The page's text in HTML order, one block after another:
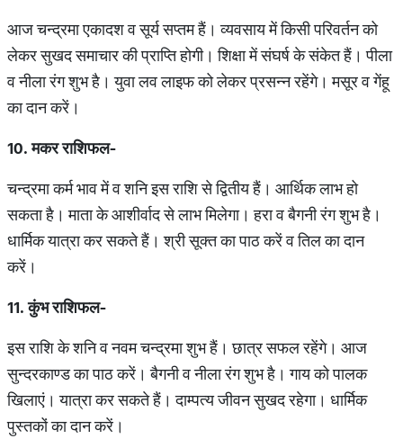
आज चन्द्रमा एकादश व सूर्य सप्तम हैं। व्यवसाय में किसी परिवर्तन को
लेकर सुखद समाचार की प्राप्ति होगी। शिक्षा में संघर्ष के संकेत हैं। पीला
व नीला रंग शुभ है। युवा लव लाइफ को लेकर प्रसन्न रहेंगे। मसूर व गेंहू
का दान करें।
10. मकर राशिफल-
चन्द्रमा कर्म भाव में व शनि इस राशि से द्वितीय हैं। आर्थिक लाभ हो
सकता है। माता के आशीर्वाद से लाभ मिलेगा। हरा व बैगनी रंग शुभ है।
धार्मिक यात्रा कर सकते हैं। श्री सूक्त का पाठ करें व तिल का दान
करें।
11. कुंभ राशिफल-
इस राशि के शनि व नवम चन्द्रमा शुभ हैं। छात्र सफल रहेंगे। आज
सुन्दरकाण्ड का पाठ करें। बैगनी व नीला रंग शुभ है। गाय को पालक
खिलाएं। यात्रा कर सकते हैं। दाम्पत्य जीवन सुखद रहेगा। धार्मिक
पुस्तकों का दान करें।